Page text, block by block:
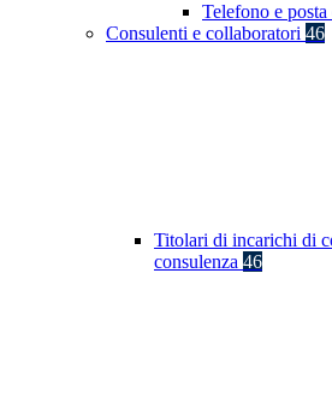
Telefono e posta
Consulenti e collaboratori 46
Titolari di incarichi di
consulenza 46